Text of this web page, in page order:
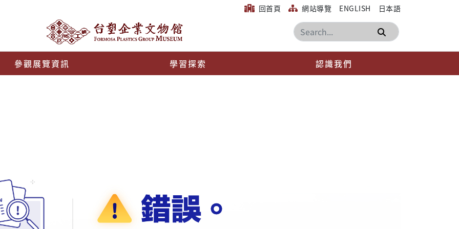
回首頁 網站導覽 ENGLISH 日本語
搜尋
參觀展覽資訊 學習探索 認識我們